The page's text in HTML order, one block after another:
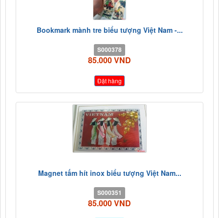
Bookmark mành tre biểu tượng Việt Nam -...
S000378
85.000 VND
Đặt hàng
Magnet tấm hít inox biểu tượng Việt Nam...
S000351
85.000 VND